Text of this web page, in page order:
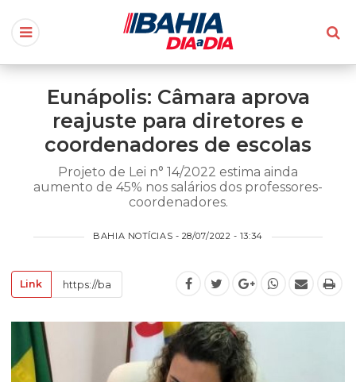
Eunápolis: Câmara aprova
reajuste para diretores e
coordenadores de escolas
Projeto de Lei n° 14/2022 estima ainda
aumento de 45% nos salários dos professores-
coordenadores.
BAHIA NOTÍCIAS - 28/07/2022 - 13:34
Link